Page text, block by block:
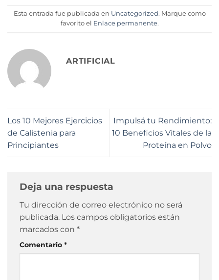
Esta entrada fue publicada en Uncategorized. Marque como
favorito el Enlace permanente.
ARTIFICIAL
Los 10 Mejores Ejercicios
de Calistenia para
Principiantes
Impulsá tu Rendimiento:
10 Beneficios Vitales de la
Proteína en Polvo
Deja una respuesta
Tu dirección de correo electrónico no será
publicada. Los campos obligatorios están
marcados con *
Comentario *